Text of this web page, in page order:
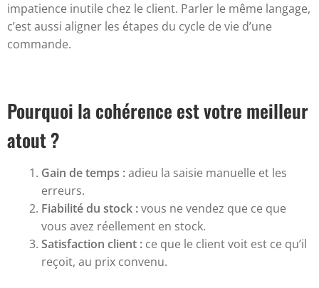
impatience inutile chez le client. Parler le même langage,
c’est aussi aligner les étapes du cycle de vie d’une
commande.
Pourquoi la cohérence est votre meilleur
atout ?
Gain de temps :adieu la saisie manuelle et les
erreurs.
Fiabilité du stock :vous ne vendez que ce que
vous avez réellement en stock.
Satisfaction client : ce que le client voit est ce qu’il
reçoit, au prix convenu.